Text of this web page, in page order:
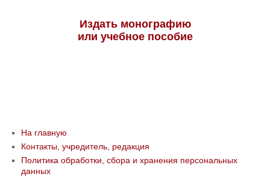
Издать монографию
или учебное пособие
На главную
Контакты, учредитель, редакция
Политика обработки, сбора и хранения персональных
данных